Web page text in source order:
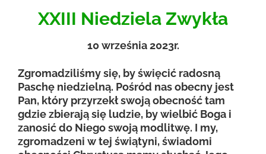
XXIII Niedziela Zwykła
10 września 2023r.
Zgromadziliśmy się, by święcić radosną
Paschę niedzielną. Pośród nas obecny jest
Pan, który przyrzekł swoją obecność tam
gdzie zbierają się ludzie, by wielbić Boga i
zanosić do Niego swoją modlitwę. I my,
zgromadzeni w tej świątyni, świadomi